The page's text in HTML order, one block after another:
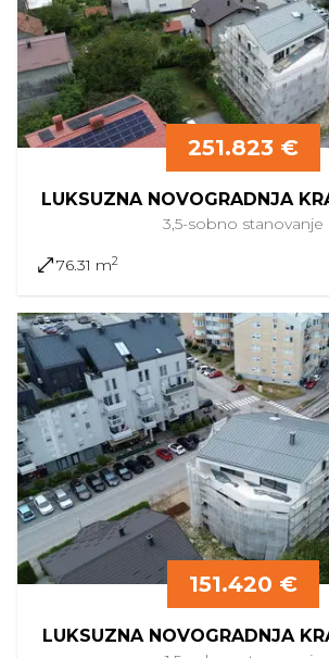
251.823 €
LUKSUZNA NOVOGRADNJA
3,5-sobno stanovanje
76.31 m2
151.420 €
LUKSUZNA NOVOGRADNJA